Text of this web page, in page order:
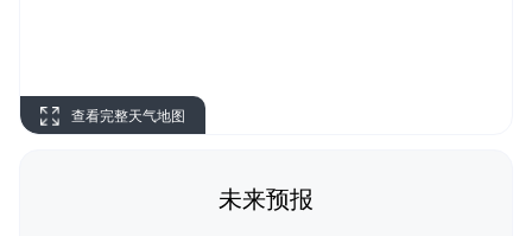
查看完整天气地图
未来预报